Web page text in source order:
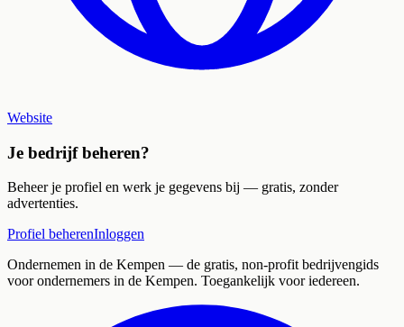
Website
Je bedrijf beheren?
Beheer je profiel en werk je gegevens bij — gratis, zonder
advertenties.
Profiel beherenInloggen
Ondernemen in de Kempen — de gratis, non-profit bedrijvengids
voor ondernemers in de Kempen. Toegankelijk voor iedereen.